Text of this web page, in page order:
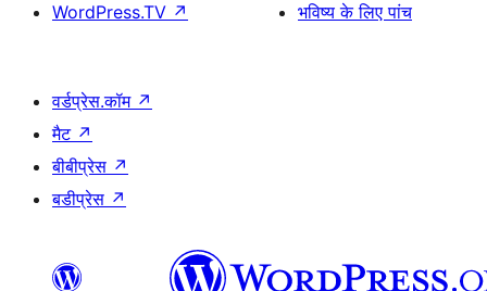
WordPress.TV ↗
भविष्य के लिए पांच
वर्डप्रेस.कॉम ↗
मैट ↗
बीबीप्रेस ↗
बडीप्रेस ↗